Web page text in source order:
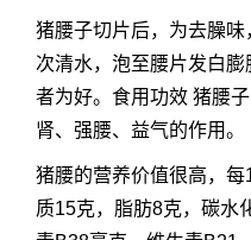
猪腰子切片后，为去臊
次清水，泡至腰片发白
者为好。食用功效 猪腰
肾、强腰、益气的作用。
猪腰的营养价值很高，
质15克，脂肪8克，碳水